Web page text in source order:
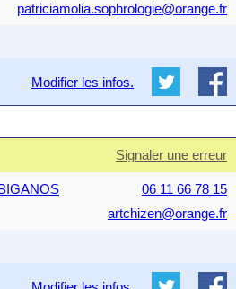
patriciamolia.sophrologie@orange.fr
Modifier les infos.
Signaler une erreur
06 11 66 78 15
artchizen@orange.fr